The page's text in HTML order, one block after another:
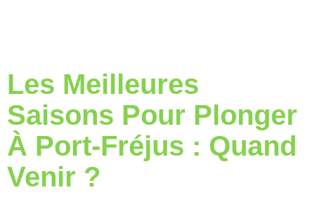
Les Meilleures
Saisons Pour Plonger
À Port-Fréjus : Quand
Venir ?